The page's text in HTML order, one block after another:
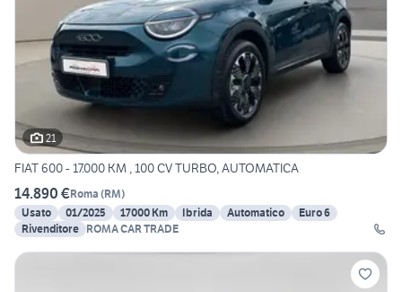
21
FIAT 600 - 17.000 KM , 100 CV TURBO, AUTOMATICA
14.890 €Roma (RM)
Usato
01/2025 17000 Km Ibrida Automatico
Euro 6
Rivenditore ROMA CAR TRADE